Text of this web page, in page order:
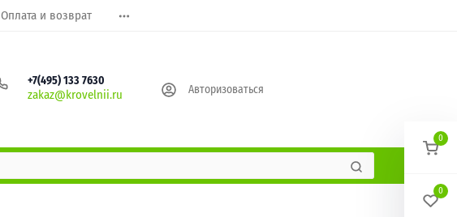
Оплата и возврат
+7(495) 133 7630
zakaz@krovelnii.ru Авторизоваться
0
0